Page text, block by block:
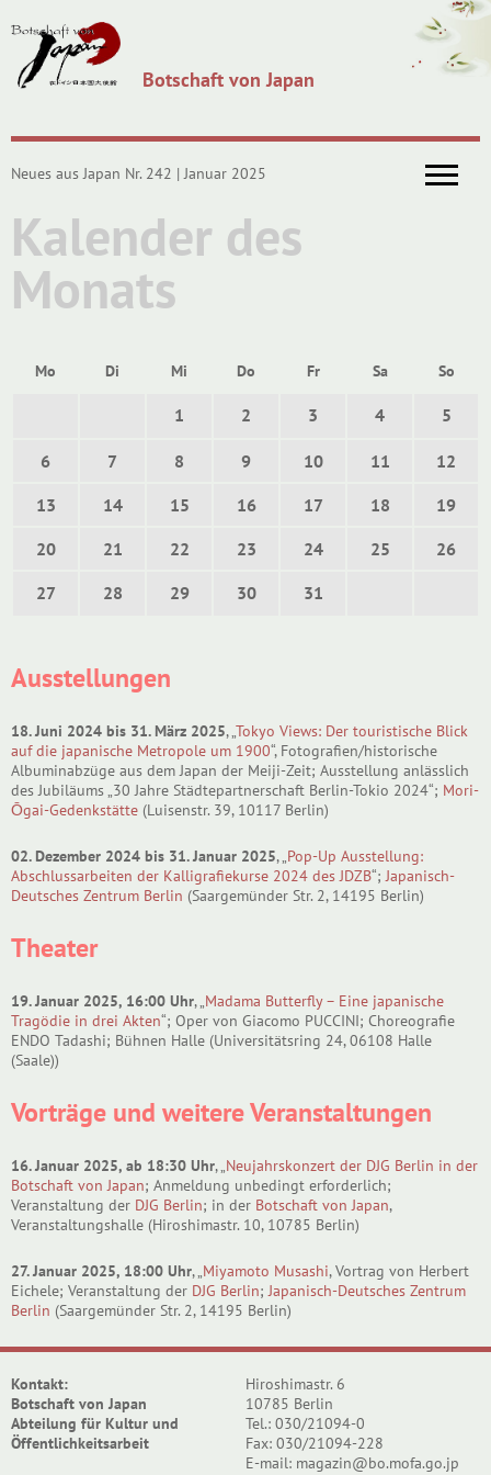
Botschaft von Japan
Neues aus Japan Nr. 242 | Januar 2025
Kalender des
Monats
Mo Di Mi Do Fr Sa So
1 2 3 4 5
6 7 8 9 10 11
12
13
14 15 16 17 18
19
20
21 22 23 24 25
26
27
28 29 30 31
Ausstellungen
18. Juni 2024 bis 31. März 2025, „Tokyo Views: Der touristische Blick
auf die japanische Metropole um 1900“, Fotografien/historische
Albuminabzüge aus dem Japan der Meiji-Zeit; Ausstellung anlässlich
des Jubiläums „30 Jahre Städtepartnerschaft Berlin-Tokio 2024“; Mori-
Ōgai-Gedenkstätte (Luisenstr. 39, 10117 Berlin)
02. Dezember 2024 bis 31. Januar 2025, „Pop-Up Ausstellung:
Abschlussarbeiten der Kalligrafiekurse 2024 des JDZB“;Japanisch-
Deutsches Zentrum Berlin (Saargemünder Str. 2, 14195 Berlin)
Theater
19. Januar 2025, 16:00 Uhr, „Madama Butterfly – Eine japanische
Tragödie in drei Akten“; Oper von Giacomo PUCCINI; Choreografie
ENDO Tadashi; Bühnen Halle (Universitätsring 24, 06108 Halle
(Saale))
Vorträge und weitere Veranstaltungen
16. Januar 2025, ab 18:30 Uhr, „Neujahrskonzert der DJG Berlin in der
Botschaft von Japan; Anmeldung unbedingt erforderlich;
Veranstaltung der DJG Berlin; in der Botschaft von Japan,
Veranstaltungshalle (Hiroshimastr. 10, 10785 Berlin)
27. Januar 2025, 18:00 Uhr, „Miyamoto Musashi, Vortrag von Herbert
Eichele; Veranstaltung der DJG Berlin;Japanisch-Deutsches Zentrum
Berlin (Saargemünder Str. 2, 14195 Berlin)
Kontakt:
Botschaft von Japan
Abteilung für Kultur und
Öffentlichkeitsarbeit
Hiroshimastr. 6
10785 Berlin
Tel.: 030/21094-0
Fax: 030/21094-228
E-mail: magazin@bo.mofa.go.jp